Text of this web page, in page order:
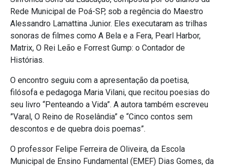
Rede Municipal de Poá-SP, sob a regência do Maestro
Alessandro Lamattina Junior. Eles executaram as trilhas
sonoras de filmes como A Bela e a Fera, Pearl Harbor,
Matrix, O Rei Leão e Forrest Gump: o Contador de
Histórias.
O encontro seguiu com a apresentação da poetisa,
filósofa e pedagoga Maria Vilani, que recitou poesias do
seu livro “Penteando a Vida”. A autora também escreveu
”Varal, O Reino de Roselândia” e “Cinco contos sem
descontos e de quebra dois poemas”.
O professor Felipe Ferreira de Oliveira, da Escola
Municipal de Ensino Fundamental (EMEF) Dias Gomes, da